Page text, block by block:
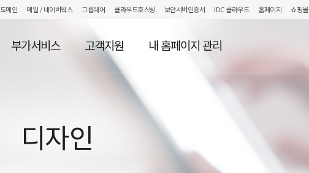
도메인 메일 / 네이버웍스 그룹웨어 클라우드호스팅 보안서버인증서 IDC 클라우드 홈페이지 쇼핑몰
부가서비스 고객지원 내 홈페이지 관리
디자인